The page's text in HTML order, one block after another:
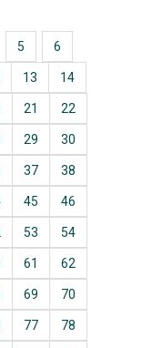
5 6
13 14
21 22
29 30
37 38
45 46
53 54
61 62
69 70
77 78